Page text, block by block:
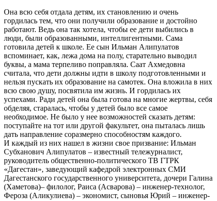
Она всю себя отдала детям, их становлению и очень
гордилась тем, что они получили образование и достойно
работают. Ведь она так хотела, чтобы ее дети выбились в
люди, были образованными, интеллигентными. Сама
готовила детей к школе. Ее сын Ильман Алипулатов
вспоминает, как, лежа дома на полу, старательно выводил
буквы, а мама терпеливо поправляла. Саат Ахмедовна
считала, что дети должны идти в школу подготовленными и
нельзя пускать их образование на самотек. Она вложила в них
всю свою душу, посвятила им жизнь. И гордилась их
успехами. Ради детей она была готова на многие жертвы, себя
обделяя, старалась, чтобы у детей было все самое
необходимое. Не было у нее возможностей сказать детям:
поступайте на тот или другой факультет, она пыталась лишь
дать направление соразмерно способностям каждого.
И каждый из них нашел в жизни свое призвание: Ильман
Субханович Алипулатов – известный тележурналист,
руководитель общественно-политического ТВ ГТРК
«Дагестан», заведующий кафедрой электронных СМИ
Дагестанского государственного университета, дочери Галина
(Хаметова)– филолог, Раиса (Асварова) – инженер-технолог,
Фероза (Аликулиева) – экономист, сыновья Юрий – инженер-